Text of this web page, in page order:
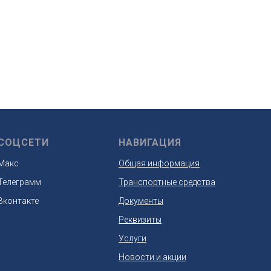
НАВИГАЦИЯ
Общая информация
Транспортные средства
Документы
Реквизиты
Услуги
Новости и акции